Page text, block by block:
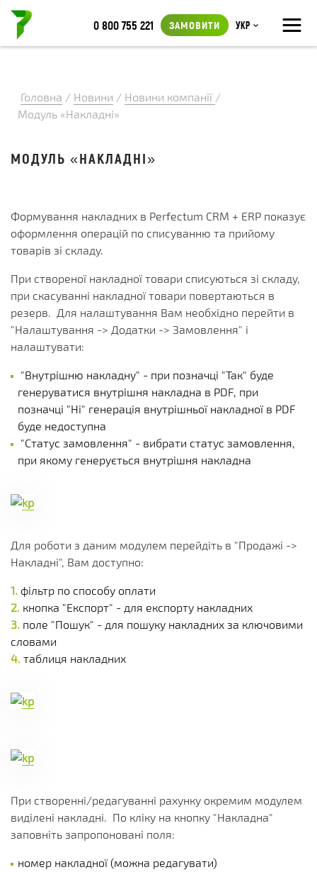
≡
0 800 755 221 ЗАМОВИТИ Укр
Головна / Новини / Новини компанії /
Модуль «Накладні»
МОДУЛЬ «НАКЛАДНІ»
Формування накладних в Perfectum CRM + ERP показує
оформлення операцій по списуванню та прийому
товарів зі складу.
При створеної накладної товари списуються зі складу,
при скасуванні накладної товари повертаються в
резерв. Для налаштування Вам необхідно перейти в
"Налаштування -> Додатки -> Замовлення" і
налаштувати:
"Внутрішню накладну" - при позначці "Так" буде
генеруватися внутрішня накладна в PDF, при
позначці "Ні" генерація внутрішньої накладної в PDF
буде недоступна
"Статус замовлення" - вибрати статус замовлення,
при якому генерується внутрішня накладна
Для роботи з даним модулем перейдіть в "Продажі ->
Накладні", Вам доступно:
фільтр по способу оплати
кнопка "Експорт" - для експорту накладних
поле "Пошук" - для пошуку накладних за ключовими
словами
таблиця накладних
При створенні/редагуванні рахунку окремим модулем
виділені накладні. По кліку на кнопку "Накладна"
заповніть запропоновані поля:
номер накладної (можна редагувати)